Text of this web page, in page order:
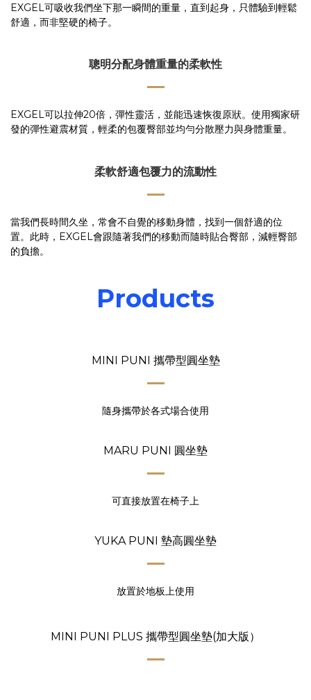
EXGEL可吸收我們坐下那一瞬間的重量，直到起身，只體驗到輕鬆
舒適，而非堅硬的椅子。
聰明分配身體重量的柔軟性
EXGEL可以拉伸20倍，彈性靈活，並能迅速恢復原狀。 使用獨家研
發的彈性避震材質， 輕柔的包覆臀部並均勻分散壓力與身體重量。
柔軟舒適包覆力的流動性
當我們長時間久坐，常會不自覺的移動身體，找到一個舒適的位
置。此時，EXGEL會跟隨著我們的移動而隨時貼合臀部，減輕臀部
的負擔。
Products
MINI PUNI 攜帶型圓坐墊
隨身攜帶於各式場合使用
MARU PUNI 圓坐墊
可直接放置在椅子上
YUKA PUNI 墊高圓坐墊
放置於地板上使用
MINI PUNI PLUS 攜帶型圓坐墊(加大版）